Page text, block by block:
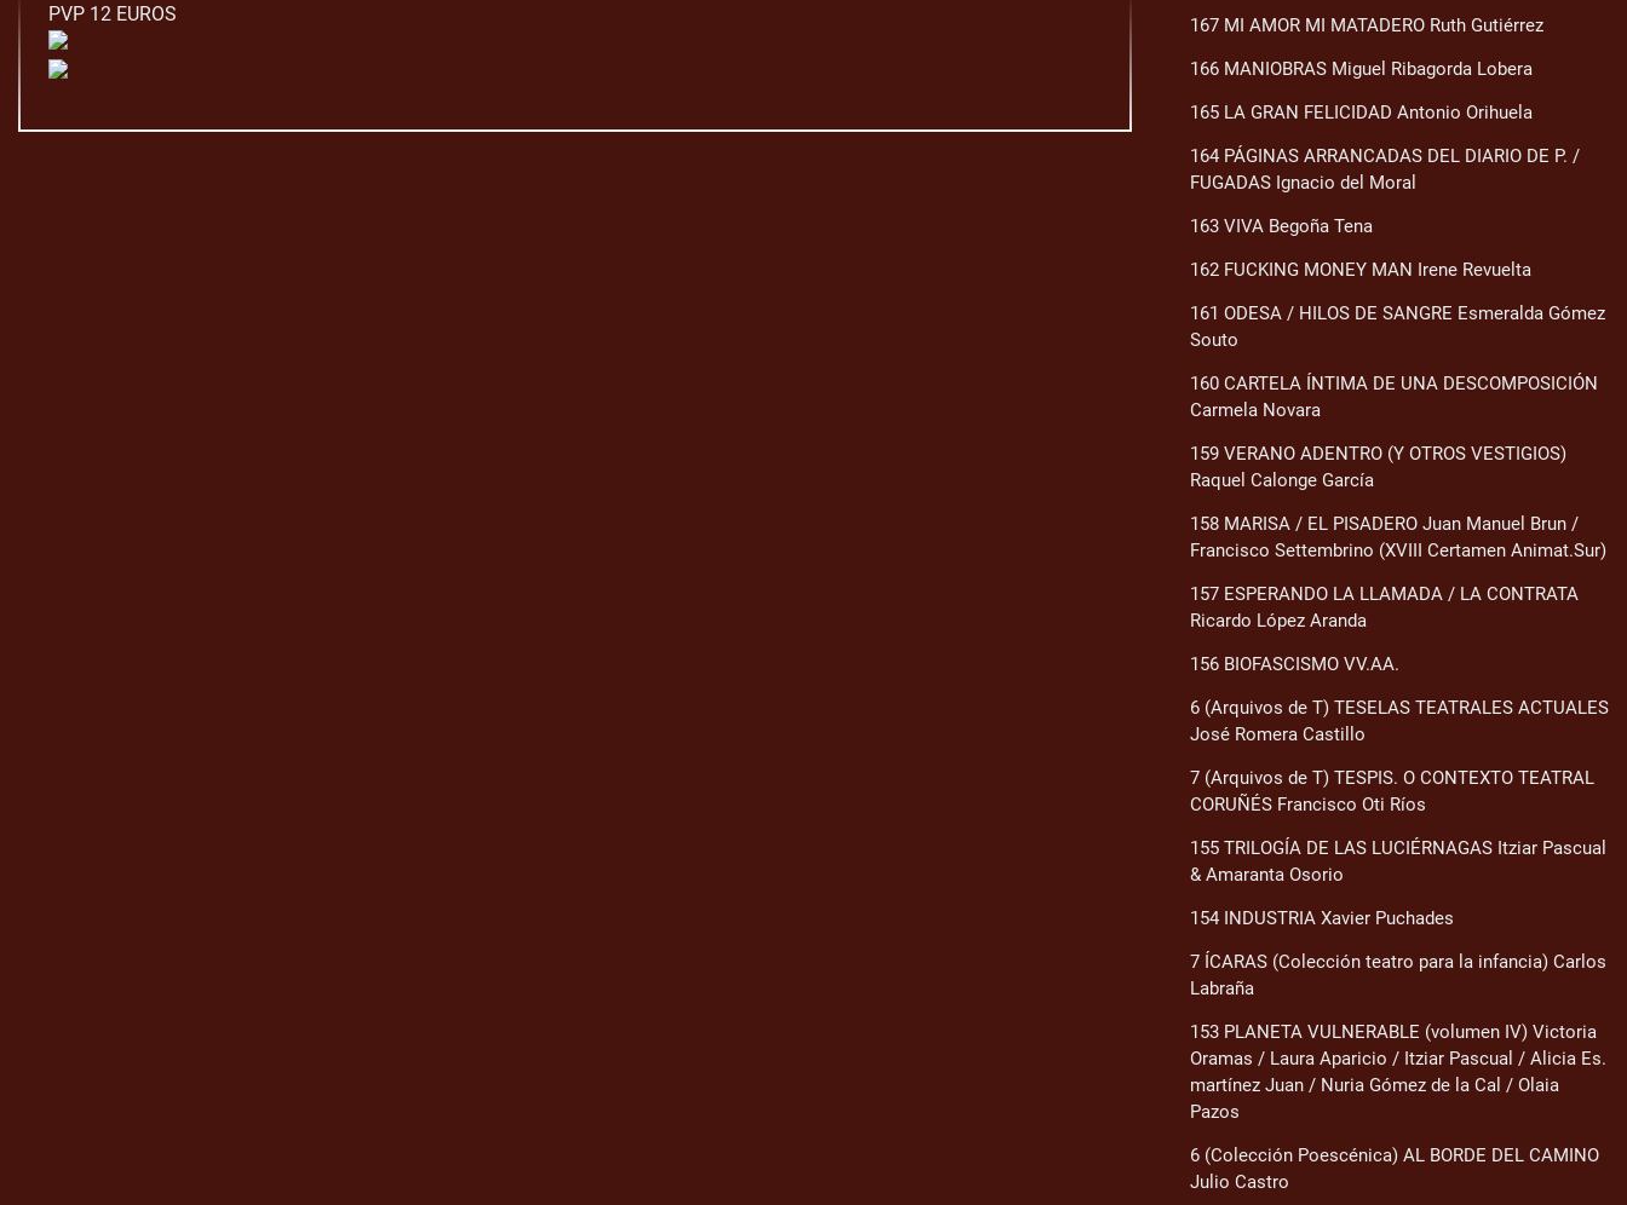
PVP 12 EUROS
167 MI AMOR MI MATADERO Ruth Gutiérrez
166 MANIOBRAS Miguel Ribagorda Lobera
165 LA GRAN FELICIDAD Antonio Orihuela
164 PÁGINAS ARRANCADAS DEL DIARIO DE P. /
FUGADAS Ignacio del Moral
163 VIVA Begoña Tena
162 FUCKING MONEY MAN Irene Revuelta
161 ODESA / HILOS DE SANGRE Esmeralda Gómez
Souto
160 CARTELA ÍNTIMA DE UNA DESCOMPOSICIÓN
Carmela Novara
159 VERANO ADENTRO (Y OTROS VESTIGIOS)
Raquel Calonge García
158 MARISA / EL PISADERO Juan Manuel Brun /
Francisco Settembrino (XVIII Certamen Animat.Sur)
157 ESPERANDO LA LLAMADA / LA CONTRATA
Ricardo López Aranda
156 BIOFASCISMO VV.AA.
6 (Arquivos de T) TESELAS TEATRALES ACTUALES
José Romera Castillo
7 (Arquivos de T) TESPIS. O CONTEXTO TEATRAL
CORUÑÉS Francisco Oti Ríos
155 TRILOGÍA DE LAS LUCIÉRNAGAS Itziar Pascual
& Amaranta Osorio
154 INDUSTRIA Xavier Puchades
7 ÍCARAS (Colección teatro para la infancia) Carlos
Labraña
153 PLANETA VULNERABLE (volumen IV) Victoria
Oramas / Laura Aparicio / Itziar Pascual / Alicia Es.
martínez Juan / Nuria Gómez de la Cal / Olaia
Pazos
6 (Colección Poescénica) AL BORDE DEL CAMINO
Julio Castro